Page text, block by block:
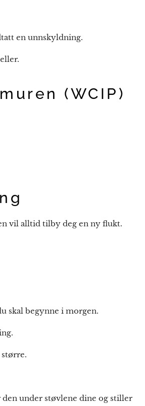
en unnskyldning.
(WCIP)
vil alltid tilby deg en ny flukt.
skal begynne i morgen.
under støvlene dine og stiller